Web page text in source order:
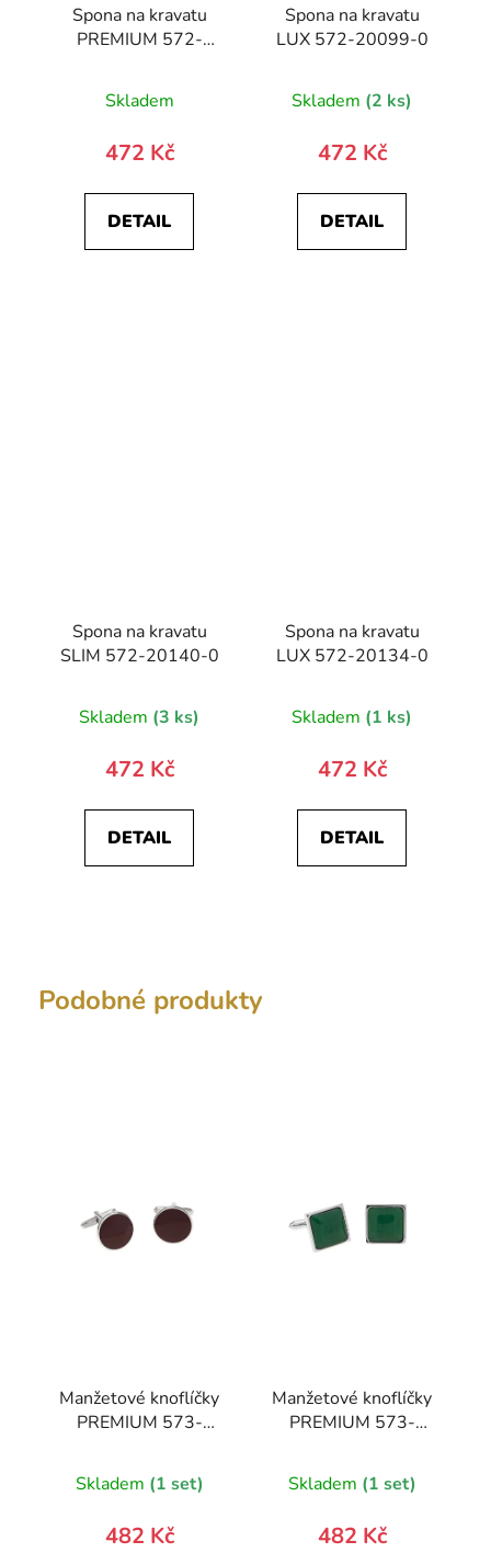
Spona na kravatu
PREMIUM 572-
Skladem
472 Kč
DETAIL
Spona na kravatu
LUX 572-20099-0
Skladem (2 ks)
472 Kč
DETAIL
Spona na kravatu
SLIM 572-20140-0
Skladem (3 ks)
472 Kč
DETAIL
Spona na kravatu
LUX 572-20134-0
Skladem (1 ks)
472 Kč
DETAIL
Podobné produkty
Manžetové knoflíčky
PREMIUM 573-
Skladem (1 set)
482 Kč
Manžetové knoflíčky
PREMIUM 573-
Skladem (1 set)
482 Kč